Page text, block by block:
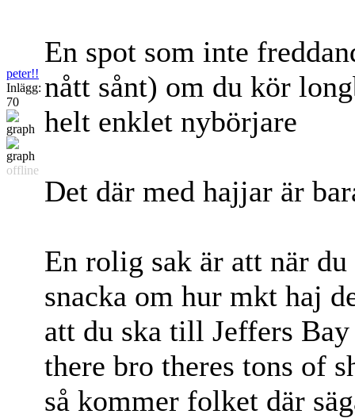
peter!!
Inlägg:
70
offline
En spot som inte
nått sånt) om du kör
helt enklet nybörjare
Det där med hajjar är
En rolig sak är att när
snacka om hur mkt haj
att du ska till Jeffers
there bro theres tons of
så kommer folket där